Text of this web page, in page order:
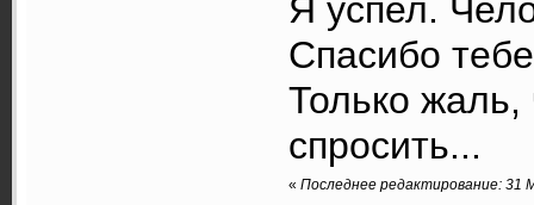
Я успел.
Спасибо
Только
спросить...
« Последнее редактирование: 31